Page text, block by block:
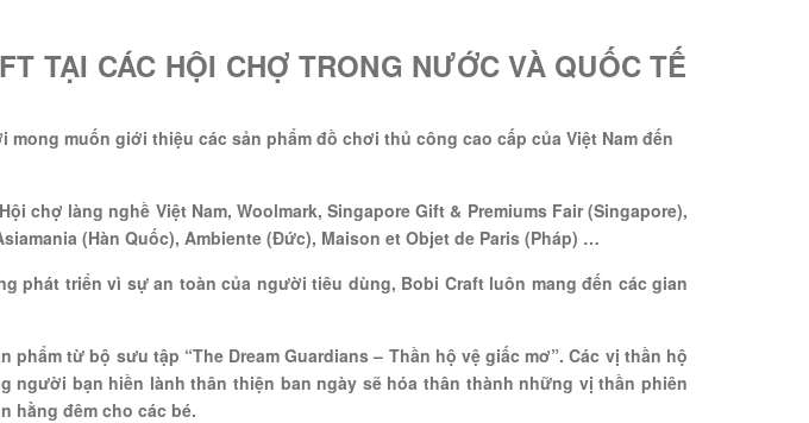
TẠI CÁC HỘI CHỢ TRONG NƯỚC VÀ QUỐC TẾ
muốn giới thiệu các sản phẩm đồ chơi thủ công cao cấp của Việt Nam đến
chợ làng nghề Việt Nam, Woolmark, Singapore Gift & Premiums Fair (Singapore),
(Hàn Quốc), Ambiente (Đức), Maison et Objet de Paris (Pháp) …
phát triển vì sự an toàn của người tiêu dùng, Bobi Craft luôn mang đến các gian
từ bộ sưu tập “The Dream Guardians – Thần hộ vệ giấc mơ”. Các vị thần hộ
bạn hiền lành thân thiện ban ngày sẽ hóa thân thành những vị thần phiên
hằng đêm cho các bé.